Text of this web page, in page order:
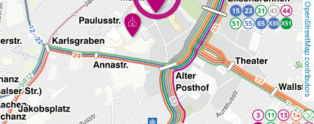
OpenStreetMap contributors